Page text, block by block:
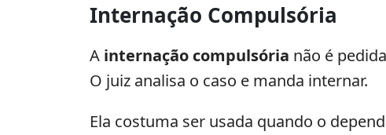
Internação Compulsória
A internação compulsória não é
O juiz analisa o caso e manda internar.
Ela costuma ser usada quando o